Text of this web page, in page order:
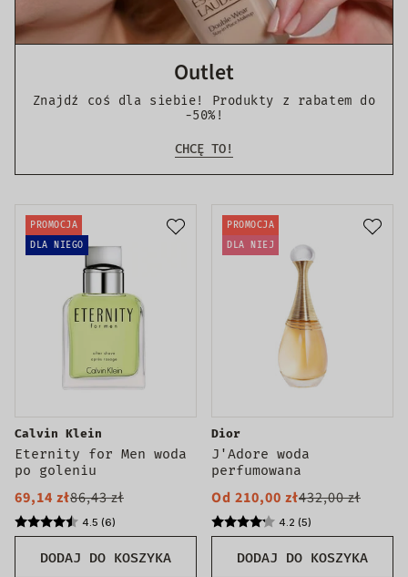
Outlet
Znajdź coś dla siebie! Produkty z rabatem do
-50%!
CHCĘ TO!
PROMOCJA
DLA NIEGO
DODAJ DO KOSZYKA
Calvin Klein
Eternity for Men woda
po goleniu
69,14 zł86,43 zł
4.5 (6)
PROMOCJA
DLA NIEJ
DODAJ DO KOSZYKA
Dior
J'Adore woda
perfumowana
Od 210,00 zł432,00 zł
4.2 (5)